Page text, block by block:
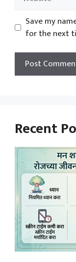
Save my
for the next
Recent